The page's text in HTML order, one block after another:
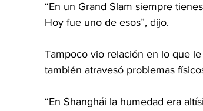
“En un Grand Slam siempre
Hoy fue uno de esos”, dijo.
Tampoco vio relación en lo que
también atravesó problemas
“En Shanghái la humedad era